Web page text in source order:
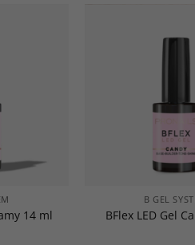
14 ml
B GEL
BFlex LED Gel